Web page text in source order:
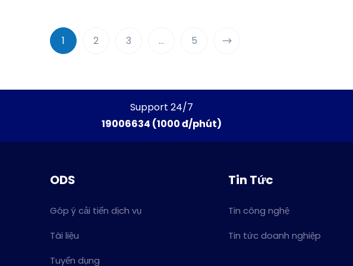
1 2 3 … 5
Support 24/7
19006634 (1000 đ/phút)
ODS
Góp ý cải tiến dịch vụ
Tài liệu
Tuyển dụng
Tin Tức
Tin công nghệ
Tin tức doanh nghiệp